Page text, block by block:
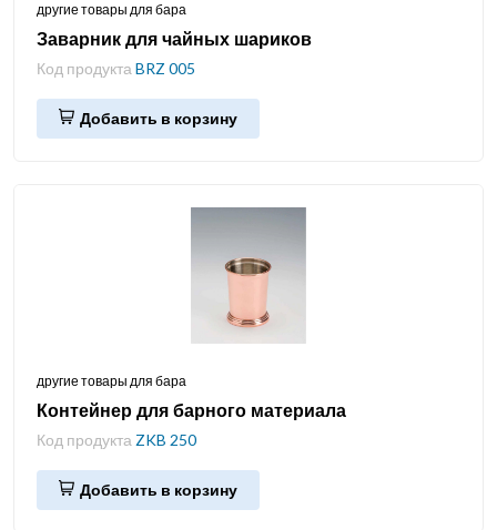
другие товары для бара
Заварник для чайных шариков
Код продукта BRZ 005
Добавить в корзину
другие товары для бара
Контейнер для барного материала
Код продукта ZKB 250
Добавить в корзину